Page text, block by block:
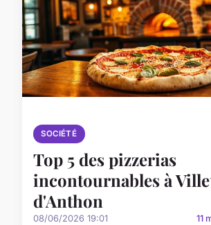
SOCIÉTÉ
Top 5 des pizzerias
incontournables à
d'Anthon
08/06/2026 19:01 11